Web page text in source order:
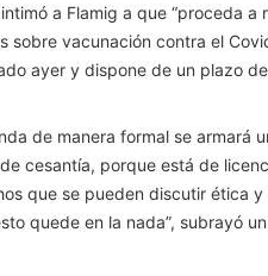
a Flamig a que “proceda
sobre vacunación contra el
ayer y dispone de un plazo
de manera formal se armará
cesantía, porque está de
que se pueden discutir ética
quede en la nada”, subrayó